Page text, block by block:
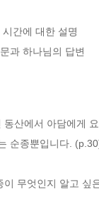
간에 대한 설명
과 하나님의 답변
동산에서 아담에게
순종뿐입니다.
이 무엇인지 알고 싶